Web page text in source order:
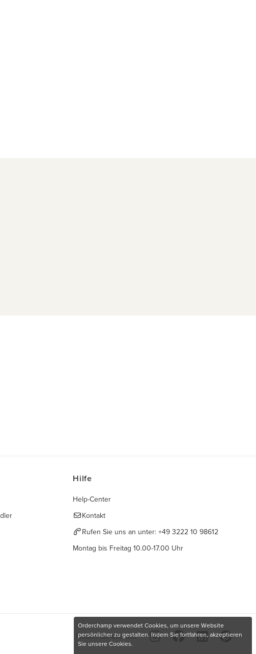
Hilfe
Help-Center
Kontakt
Rufen Sie uns an unter: +49 3222 10 98612
Montag bis Freitag 10.00-17.00 Uhr
Finden Sie uns hier
Orderchamp verwendet Cookies, um unsere Website
persönlicher zu gestalten. Indem Sie fortfahren, akzeptieren
Sie unsere Cookies.